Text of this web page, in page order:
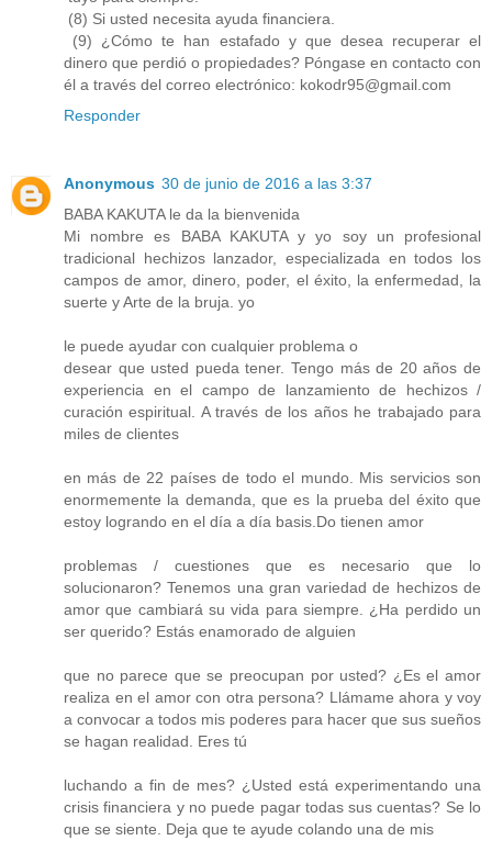
(8) Si usted necesita ayuda financiera.
(9) ¿Cómo te han estafado y que desea recuperar el
dinero que perdió o propiedades? Póngase en contacto con
él a través del correo electrónico: kokodr95@gmail.com
Responder
Anonymous 30 de junio de 2016 a las 3:37
BABA KAKUTA le da la bienvenida
Mi nombre es BABA KAKUTA y yo soy un profesional
tradicional hechizos lanzador, especializada en todos los
campos de amor, dinero, poder, el éxito, la enfermedad, la
suerte y Arte de la bruja. yo
le puede ayudar con cualquier problema o
desear que usted pueda tener. Tengo más de 20 años de
experiencia en el campo de lanzamiento de hechizos /
curación espiritual. A través de los años he trabajado para
miles de clientes
en más de 22 países de todo el mundo. Mis servicios son
enormemente la demanda, que es la prueba del éxito que
estoy logrando en el día a día basis.Do tienen amor
problemas / cuestiones que es necesario que lo
solucionaron? Tenemos una gran variedad de hechizos de
amor que cambiará su vida para siempre. ¿Ha perdido un
ser querido? Estás enamorado de alguien
que no parece que se preocupan por usted? ¿Es el amor
realiza en el amor con otra persona? Llámame ahora y voy
a convocar a todos mis poderes para hacer que sus sueños
se hagan realidad. Eres tú
luchando a fin de mes? ¿Usted está experimentando una
crisis financiera y no puede pagar todas sus cuentas? Se lo
que se siente. Deja que te ayude colando una de mis